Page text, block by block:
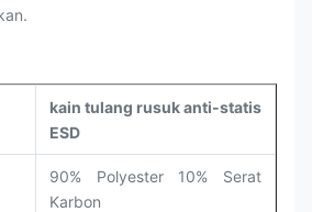
kain tulang rusuk anti-statis
ESD
90% Polyester 10% Serat
Karbon